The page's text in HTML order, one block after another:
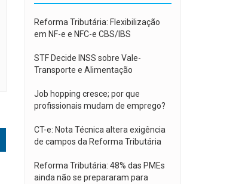
Reforma Tributária: Flexibilização
em NF-e e NFC-e CBS/IBS
STF Decide INSS sobre Vale-
Transporte e Alimentação
Job hopping cresce; por que
profissionais mudam de emprego?
CT-e: Nota Técnica altera exigência
de campos da Reforma Tributária
Reforma Tributária: 48% das PMEs
ainda não se prepararam para